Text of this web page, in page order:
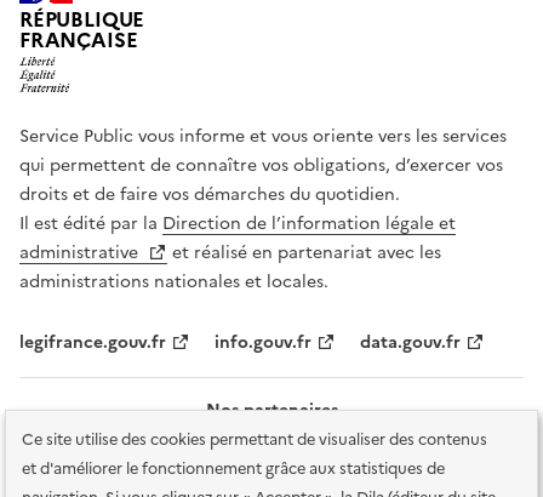
Ce site utilise des cookies permettant de visualiser des contenus
et d'améliorer le fonctionnement grâce aux statistiques de
RÉPUBLIQUE
FRANÇAISE
Service Public vous informe et vous oriente vers les services
qui permettent de connaître vos obligations, d’exercer vos
droits et de faire vos démarches du quotidien.
Il est édité par la Direction de l’information légale et
administrative
et réalisé en partenariat avec les
administrations nationales et locales.
legifrance.gouv.fr info.gouv.fr data.gouv.fr
Nos partenaires